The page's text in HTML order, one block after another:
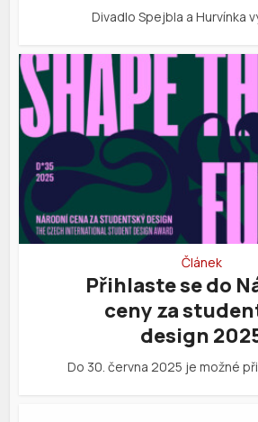
Divadlo Spejbla a Hurvínka
Článek
Přihlaste se do
ceny za
design
Do 30. června 2025 je možné